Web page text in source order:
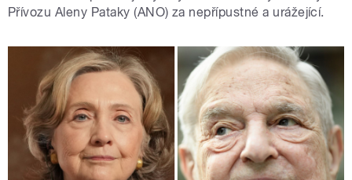
Přívozu Aleny Pataky (ANO) za nepřípustné a urážející.